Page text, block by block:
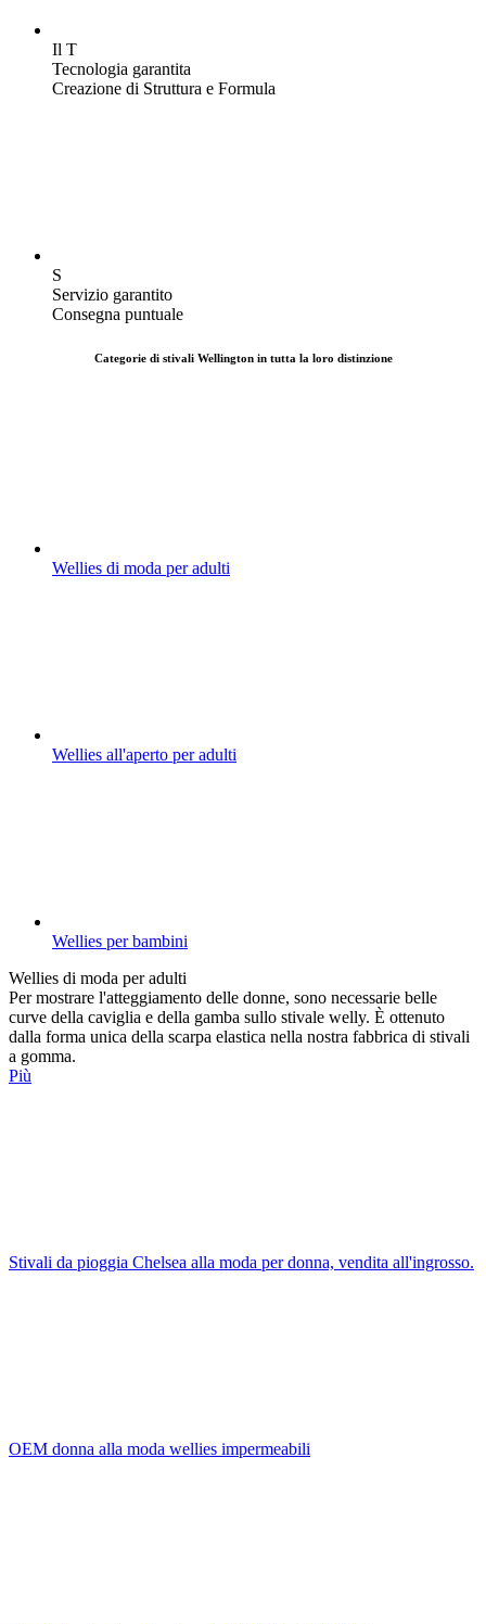
Il T
Tecnologia garantita
Creazione di Struttura e Formula
S
Servizio garantito
Consegna puntuale
Categorie di stivali Wellington in tutta la loro distinzione
Wellies di moda per adulti
Wellies all'aperto per adulti
Wellies per bambini
Wellies di moda per adulti
Per mostrare l'atteggiamento delle donne, sono necessarie belle
curve della caviglia e della gamba sullo stivale welly. È ottenuto
dalla forma unica della scarpa elastica nella nostra fabbrica di stivali
a gomma.
Più
Stivali da pioggia Chelsea alla moda per donna, vendita all'ingrosso.
OEM donna alla moda wellies impermeabili